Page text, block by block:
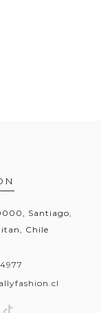
Santiago,
Chile